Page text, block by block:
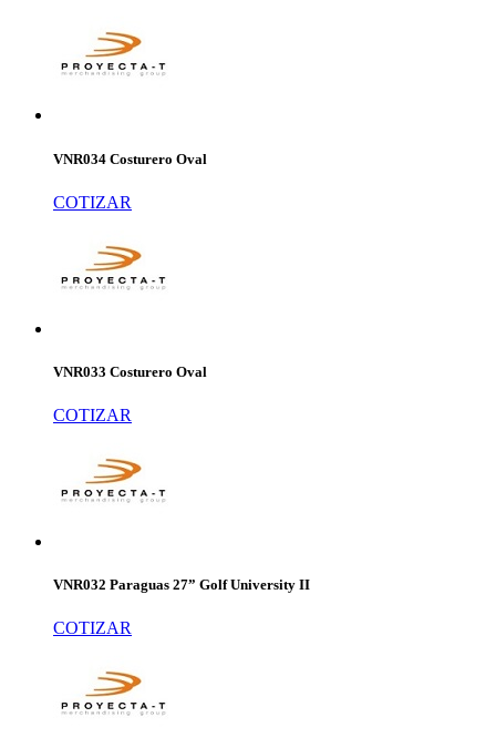
VNR034 Costurero Oval
COTIZAR
VNR033 Costurero Oval
COTIZAR
VNR032 Paraguas 27” Golf University II
COTIZAR